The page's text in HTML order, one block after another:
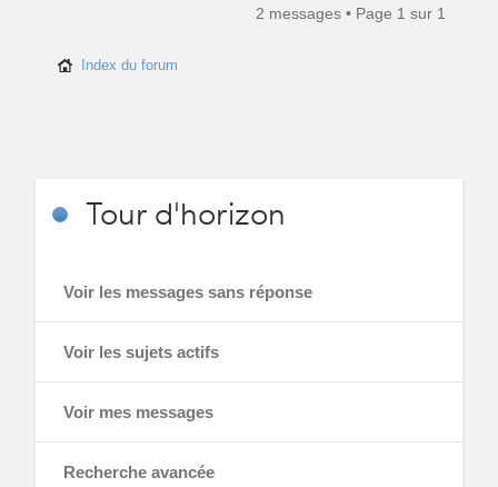
2 messages • Page 1 sur 1
Index du forum
Tourd'horizon
Voir les messages sans réponse
Voir les sujets actifs
Voir mes messages
Recherche avancée